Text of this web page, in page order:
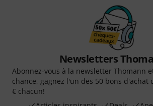
Newsletters
Abonnez-vous à la newsletter Thomann
chance, gagnez l'un des 50 bons d'achat
€ chacun!